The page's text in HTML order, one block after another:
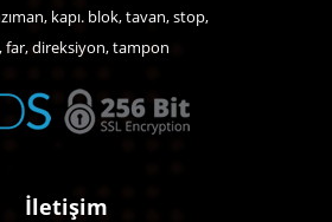
kapı. blok, tavan, stop,
far, direksiyon, tampon
İletişim